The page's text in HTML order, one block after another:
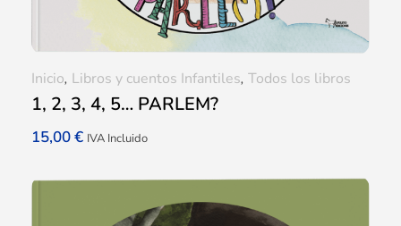
1, 2, 3, 4, 5… PARLEM?
15,00€ IVA Incluido
Inicio, Libros y cuentos Infantiles, Todos los libros